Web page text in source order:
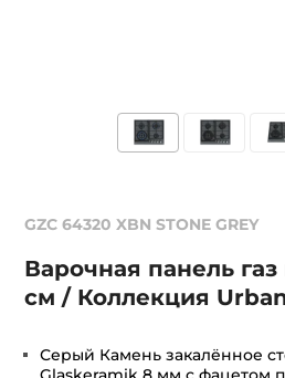
GZC 64320 XBN STONE GREY
Варочная панель
см / Коллекция
Серый Камень закалённое